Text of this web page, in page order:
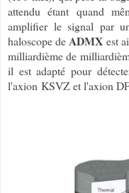
attendu étant quand
amplifier le signal par
haloscope de ADMX est
milliardième de
il est adapté pour
l'axion KSVZ et l'axion